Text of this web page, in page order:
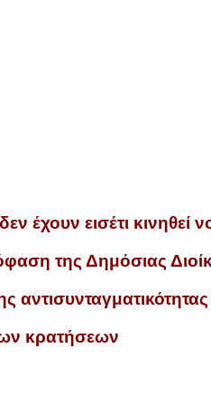
εισέτι κινηθεί
της Δημόσιας
κρατήσεων